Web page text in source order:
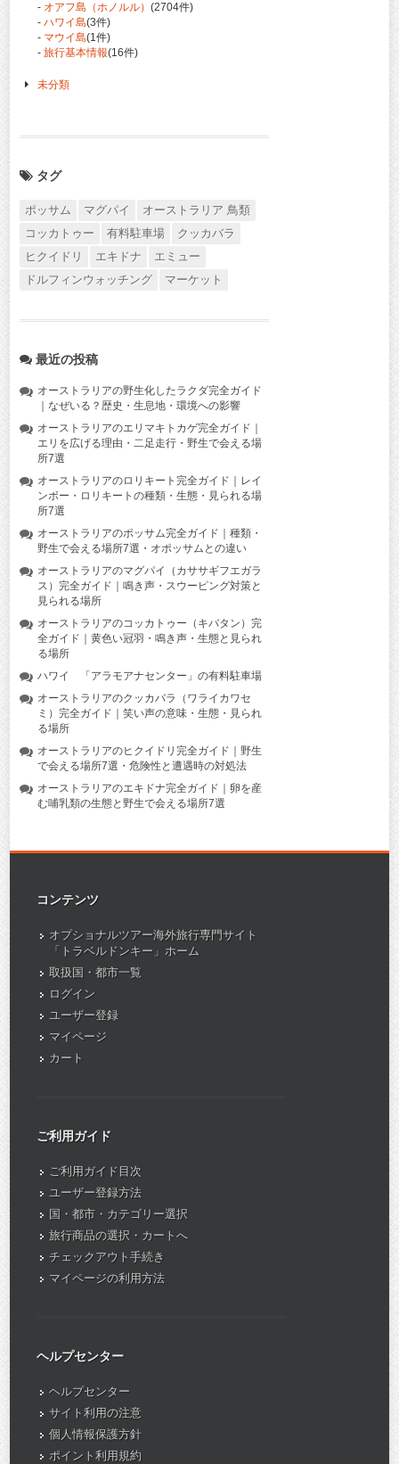
- オアフ島（ホノルル） (2704件)
- ハワイ島(3件)
- マウイ島(1件)
- 旅行基本情報(16件)
未分類
タグ
ポッサム マグパイ
オーストラリア 鳥類
コッカトゥー
有料駐車場
クッカバラ
ヒクイドリ
エキドナ
エミュー
ドルフィンウォッチング
マーケット
最近の投稿
オーストラリアの野生化したラクダ完全ガイド
｜なぜいる？歴史・生息地・環境への影響
オーストラリアのエリマキトカゲ完全ガイド｜
エリを広げる理由・二足走行・野生で会える場
所7選
オーストラリアのロリキート完全ガイド｜レイ
ンボー・ロリキートの種類・生態・見られる場
所7選
オーストラリアのポッサム完全ガイド｜種類・
野生で会える場所7選・オポッサムとの違い
オーストラリアのマグパイ（カササギフエガラ
ス）完全ガイド｜鳴き声・スウーピング対策と
見られる場所
オーストラリアのコッカトゥー（キバタン）完
全ガイド｜黄色い冠羽・鳴き声・生態と見られ
る場所
ハワイ 「アラモアナセンター」の有料駐車場
オーストラリアのクッカバラ（ワライカワセ
ミ）完全ガイド｜笑い声の意味・生態・見られ
る場所
オーストラリアのヒクイドリ完全ガイド｜野生
で会える場所7選・危険性と遭遇時の対処法
オーストラリアのエキドナ完全ガイド｜卵を産
む哺乳類の生態と野生で会える場所7選
コンテンツ
オプショナルツアー海外旅行専門サイト
「トラベルドンキー」ホーム
取扱国・都市一覧
ログイン
ユーザー登録
マイページ
カート
ご利用ガイド
ご利用ガイド目次
ユーザー登録方法
国・都市・カテゴリー選択
旅行商品の選択・カートへ
チェックアウト手続き
マイページの利用方法
ヘルプセンター
ヘルプセンター
サイト利用の注意
個人情報保護方針
ポイント利用規約